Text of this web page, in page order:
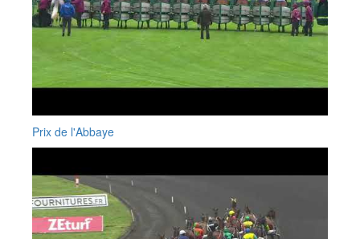
Prix de l'Abbaye